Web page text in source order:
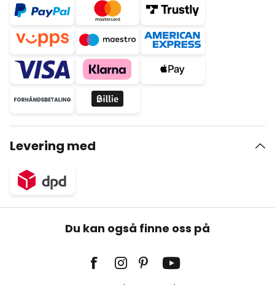
Levering med
Du kan også finne oss på